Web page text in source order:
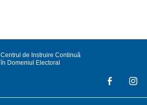
Centrul de Instruire Continuă
în Domeniul Electoral